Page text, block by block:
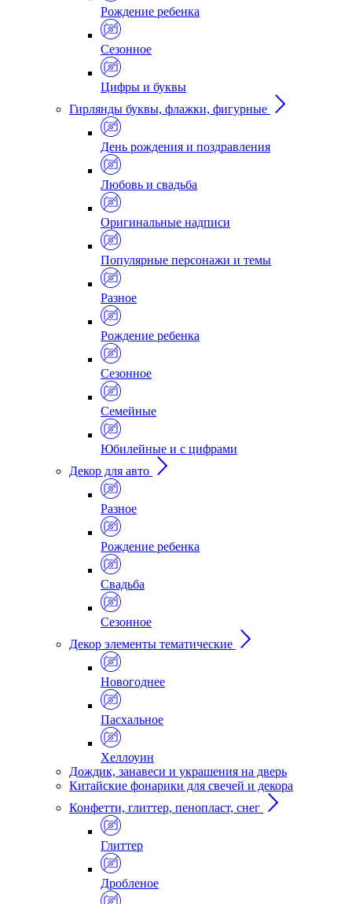
Рождение ребенка
Сезонное
Цифры и буквы
Гирлянды буквы, флажки, фигурные
День рождения и поздравления
Любовь и свадьба
Оригинальные надписи
Популярные персонажи и темы
Разное
Рождение ребенка
Сезонное
Семейные
Юбилейные и с цифрами
Декор для авто
Разное
Рождение ребенка
Свадьба
Сезонное
Декор элементы тематические
Новогоднее
Пасхальное
Хеллоуин
Дождик, занавеси и украшения на дверь
Китайские фонарики для свечей и декора
Конфетти, глиттер, пенопласт, снег
Глиттер
Дробленое